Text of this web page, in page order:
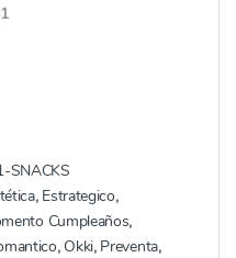
SNACKS
, Estrategico,
Cumpleaños,
, Okki, Preventa,